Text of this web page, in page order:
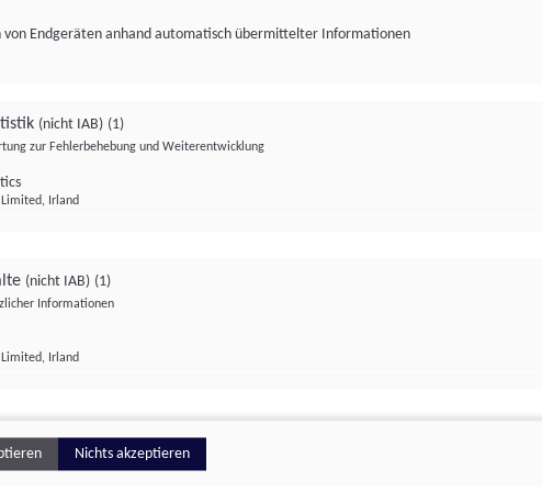
Endgeräten anhand automatisch übermittelter Informationen
(nicht IAB) (1)
zur Fehlerbehebung und Weiterentwicklung
Irland
(nicht IAB) (1)
Informationen
Irland
Nichts akzeptieren